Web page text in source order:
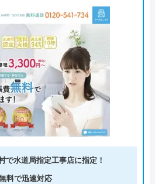
で水道局指定工事店に指定！
料で迅速対応